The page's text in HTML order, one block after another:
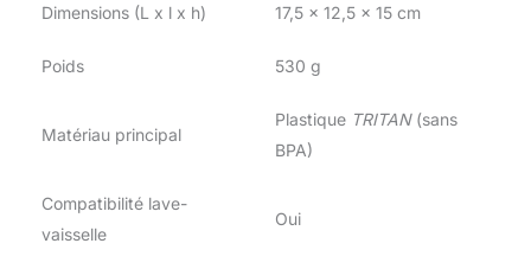
Dimensions (L x l x h) 17,5 x 12,5 x 15 cm
Poids 530 g
Matériau principal
Plastique TRITAN(sans
BPA)
Compatibilité lave-
vaisselle
Oui